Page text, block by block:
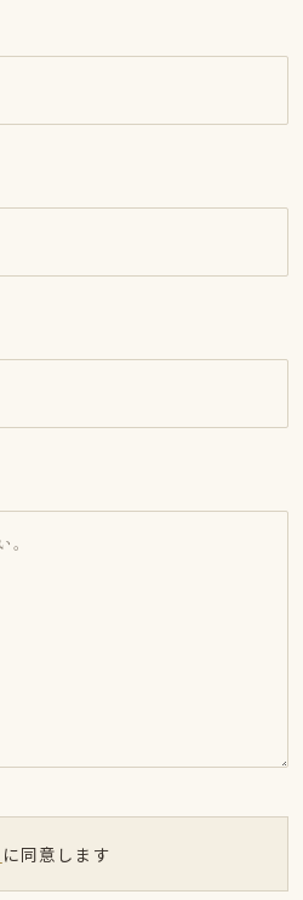
に同意します